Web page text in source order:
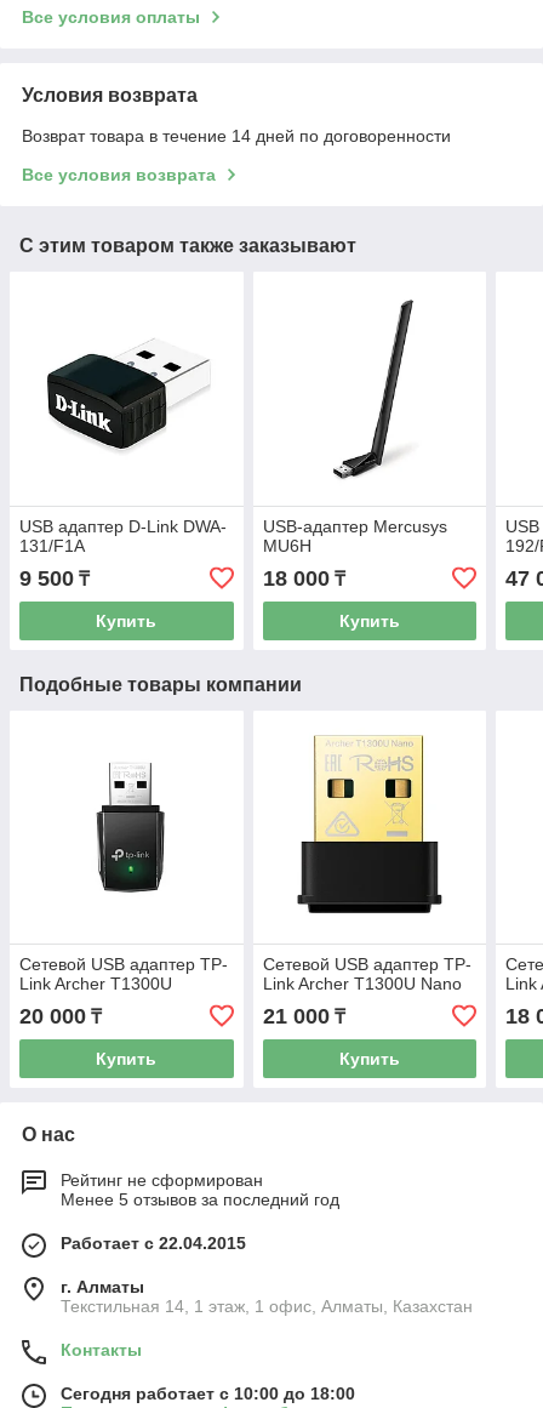
Все условия оплаты
Условия возврата
Возврат товара в течение 14 дней по договоренности
Все условия возврата
С этим товаром также заказывают
USB адаптер D-Link DWA-
131/F1A
9 500 ₸
Купить
USB-адаптер Mercusys
MU6H
18 000₸
Купить
192/
47
Подобные товары компании
Сетевой USB адаптер TP-
Link Archer T1300U
20 000 ₸
Купить
Сетевой USB адаптер TP-
Link Archer T1300U Nano
21 000₸
Купить
Link
18
О нас
Рейтинг не сформирован
Менее 5 отзывов за последний год
Работает с 22.04.2015
г. Алматы
Текстильная 14, 1 этаж, 1 офис, Алматы, Казахстан
Контакты
Сегодня работает с 10:00 до 18:00